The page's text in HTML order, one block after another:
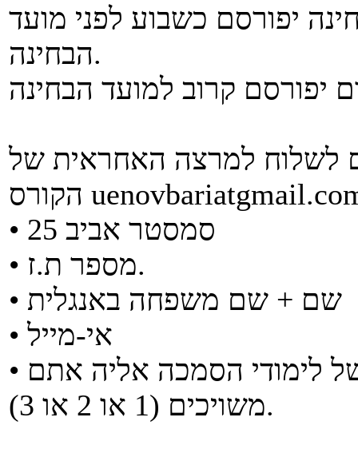
יפורסם כשבוע לפני מועד
הבחינה.
לשלוח למרצה האחראית של
• סמסטר אביב 25
• מספר ת.ז.
• שם + שם משפחה באנגלית
• אי-מייל
• קבוצת מילואים לפי הדירוג של לימודי הסמכה אליה אתם
משויכים (1 או 2 או 3).